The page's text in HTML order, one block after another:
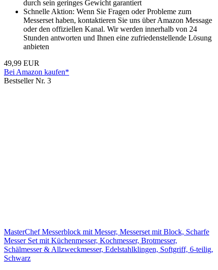
durch sein geringes Gewicht garantiert
Schnelle Aktion: Wenn Sie Fragen oder Probleme zum
Messerset haben, kontaktieren Sie uns über Amazon Message
oder den offiziellen Kanal. Wir werden innerhalb von 24
Stunden antworten und Ihnen eine zufriedenstellende Lösung
anbieten
49,99 EUR
Bei Amazon kaufen*
Bestseller Nr. 3
MasterChef Messerblock mit Messer, Messerset mit Block, Scharfe
Messer Set mit Küchenmesser, Kochmesser, Brotmesser,
Schälmesser & Allzweckmesser, Edelstahlklingen, Softgriff, 6-teilig,
Schwarz